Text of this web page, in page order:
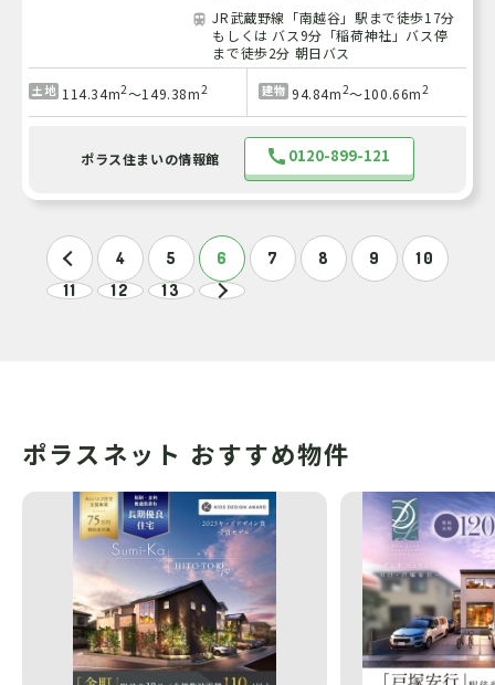
JR武蔵野線「南越谷」駅まで徒歩17分
もしくは バス9分「稲荷神社」バス停
まで徒歩2分 朝日バス
土地 114.34m2～149.38m2 建物 94.84m2～100.66m2
ポラス住まいの情報館 0120-899-121
4 5 6 7 8 9
10
11
12 13
ポラスネット おすすめ物件